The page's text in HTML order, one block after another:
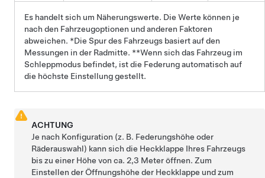
Es handelt sich um Näherungswerte. Die Werte können je
nach den Fahrzeugoptionen und anderen Faktoren
abweichen. *Die Spur des Fahrzeugs basiert auf den
Messungen in der Radmitte. **Wenn sich das Fahrzeug im
Schleppmodus befindet, ist die Federung automatisch auf
die höchste Einstellung gestellt.
ACHTUNG
Je nach Konfiguration (z. B. Federungshöhe oder
Räderauswahl) kann sich die Heckklappe Ihres Fahrzeugs
bis zu einer Höhe von ca.2,3 Meteröffnen. Zum
Einstellen der Öffnungshöhe der Heckklappe und zum